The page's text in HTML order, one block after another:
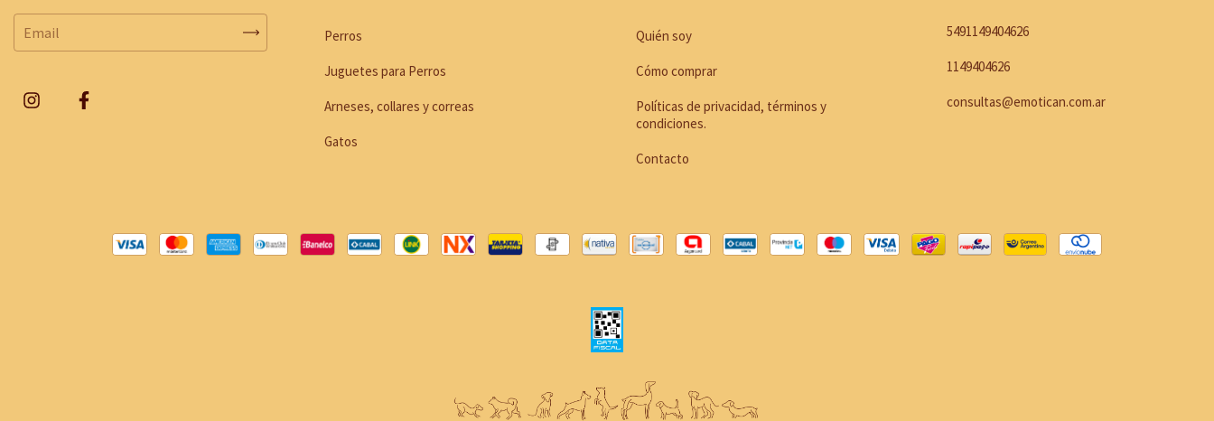
Perros
Juguetes para Perros
Arneses, collares y correas
Gatos
Quién soy
Cómo comprar
Políticas de privacidad, términos y
condiciones.
Contacto
5491149404626
1149404626
consultas@emotican.com.ar